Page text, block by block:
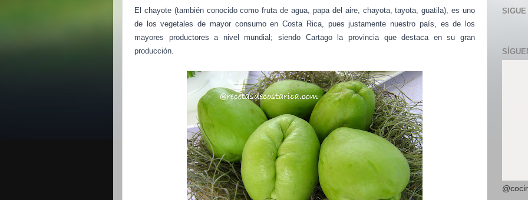
El chayote (también conocido como fruta de agua, papa del aire, chayota, tayota, guatila), es uno
de los vegetales de mayor consumo en Costa Rica, pues justamente nuestro país, es de los
mayores productores a nivel mundial; siendo Cartago la provincia que destaca en su gran
producción.